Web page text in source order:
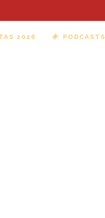
2026 PODCASTS